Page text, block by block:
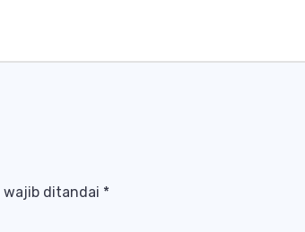
wajib ditandai *